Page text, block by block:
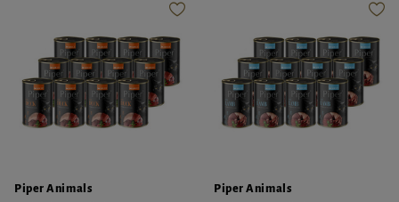
Piper Animals
Piper Animals